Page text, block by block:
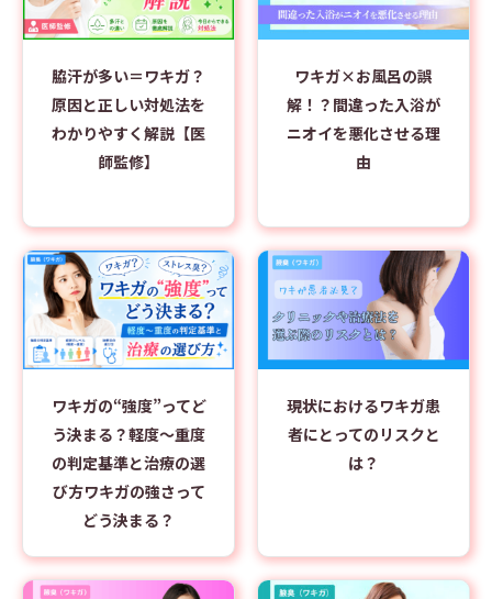
脇汗が多い＝ワキガ？
原因と正しい対処法を
わかりやすく解説【医
師監修】
ワキガ×お風呂の誤
解！？間違った入浴が
ニオイを悪化させる理
由
ワキガの“強度”ってど
う決まる？軽度～重度
の判定基準と治療の選
び方ワキガの強さって
どう決まる？
現状におけるワキガ患
者にとってのリスクと
は？